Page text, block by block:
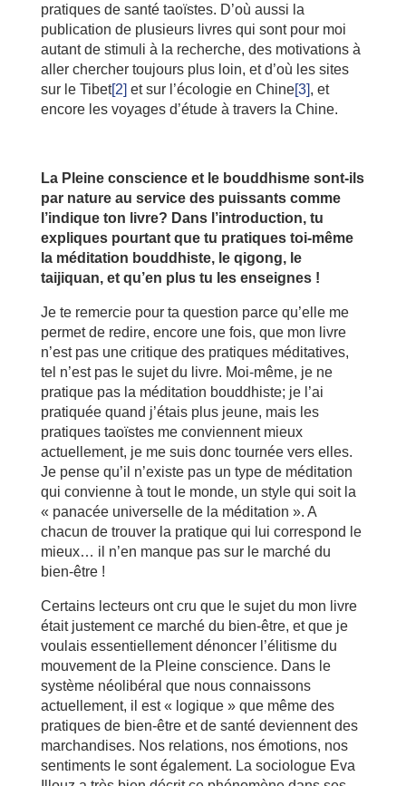
pratiques de santé taoïstes. D’où aussi la
publication de plusieurs livres qui sont pour moi
autant de stimuli à la recherche, des motivations à
aller chercher toujours plus loin, et d’où les sites
sur le Tibet[2] et sur l’écologie en Chine[3], et
encore les voyages d’étude à travers la Chine.
La Pleine conscience et le bouddhisme sont-ils
par nature au service des puissants comme
l’indique ton livre? Dans l’introduction, tu
expliques pourtant que tu pratiques toi-même
la méditation bouddhiste, le qigong, le
taijiquan, et qu’en plus tu les enseignes !
Je te remercie pour ta question parce qu’elle me
permet de redire, encore une fois, que mon livre
n’est pas une critique des pratiques méditatives,
tel n’est pas le sujet du livre. Moi-même, je ne
pratique pas la méditation bouddhiste; je l’ai
pratiquée quand j’étais plus jeune, mais les
pratiques taoïstes me conviennent mieux
actuellement, je me suis donc tournée vers elles.
Je pense qu’il n’existe pas un type de méditation
qui convienne à tout le monde, un style qui soit la
« panacée universelle de la méditation ». A
chacun de trouver la pratique qui lui correspond le
mieux… il n’en manque pas sur le marché du
bien-être !
Certains lecteurs ont cru que le sujet du mon livre
était justement ce marché du bien-être, et que je
voulais essentiellement dénoncer l’élitisme du
mouvement de la Pleine conscience. Dans le
système néolibéral que nous connaissons
actuellement, il est « logique » que même des
pratiques de bien-être et de santé deviennent des
marchandises. Nos relations, nos émotions, nos
sentiments le sont également. La sociologue Eva